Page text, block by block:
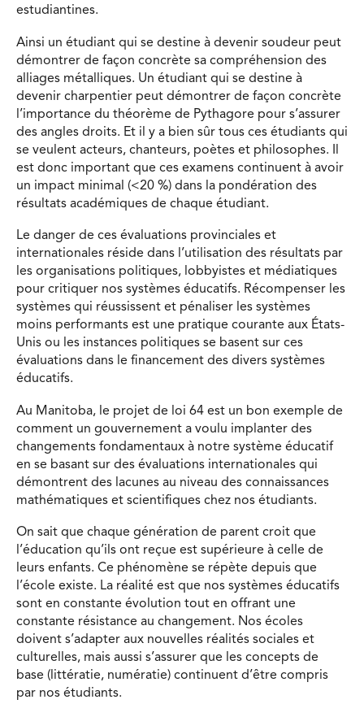
estudiantines.
Ainsi un étudiant qui se destine à devenir soudeur peut
démontrer de façon concrète sa compréhension des
alliages métalliques. Un étudiant qui se destine à
devenir charpentier peut démontrer de façon concrète
l’importance du théorème de Pythagore pour s’assurer
des angles droits. Et il y a bien sûr tous ces étudiants qui
se veulent acteurs, chanteurs, poètes et philosophes. Il
est donc important que ces examens continuent à avoir
un impact minimal (<20 %) dans la pondération des
résultats académiques de chaque étudiant.
Le danger de ces évaluations provinciales et
internationales réside dans l’utilisation des résultats par
les organisations politiques, lobbyistes et médiatiques
pour critiquer nos systèmes éducatifs. Récompenser les
systèmes qui réussissent et pénaliser les systèmes
moins performants est une pratique courante aux États-
Unis ou les instances politiques se basent sur ces
évaluations dans le financement des divers systèmes
éducatifs.
Au Manitoba, le projet de loi 64 est un bon exemple de
comment un gouvernement a voulu implanter des
changements fondamentaux à notre système éducatif
en se basant sur des évaluations internationales qui
démontrent des lacunes au niveau des connaissances
mathématiques et scientifiques chez nos étudiants.
On sait que chaque génération de parent croit que
l’éducation qu’ils ont reçue est supérieure à celle de
leurs enfants. Ce phénomène se répète depuis que
l’école existe. La réalité est que nos systèmes éducatifs
sont en constante évolution tout en offrant une
constante résistance au changement. Nos écoles
doivent s’adapter aux nouvelles réalités sociales et
culturelles, mais aussi s’assurer que les concepts de
base (littératie, numératie) continuent d’être compris
par nos étudiants.